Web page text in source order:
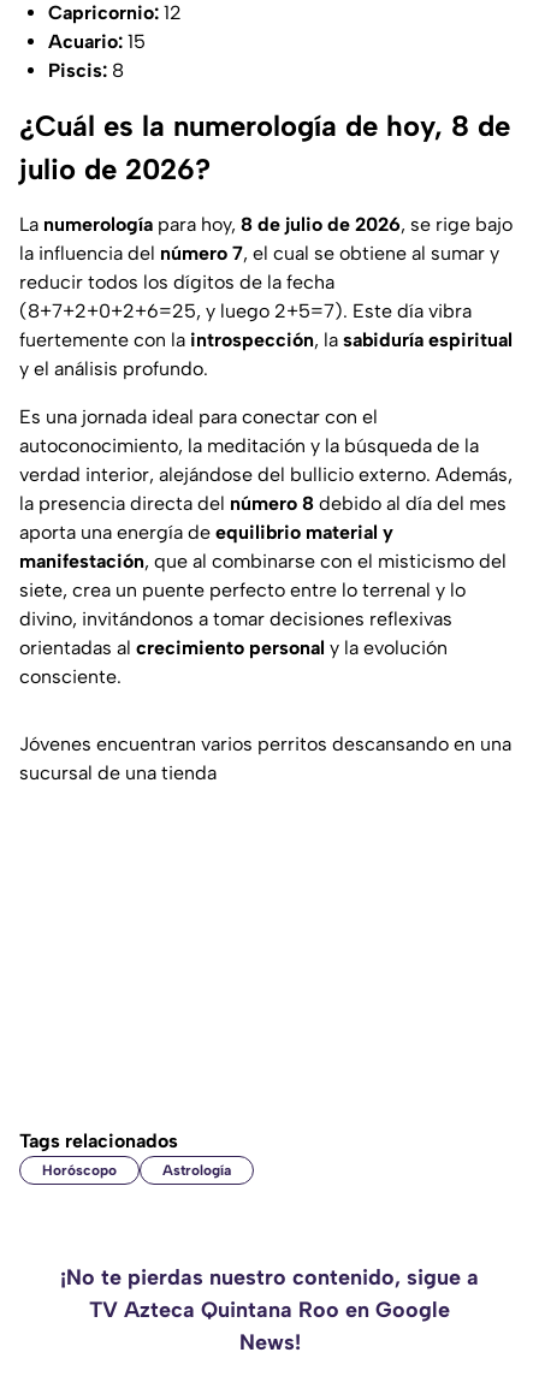
Capricornio: 12
Acuario: 15
Piscis: 8
¿Cuál es la numerología de hoy, 8 de
julio de 2026?
La numerología para hoy, 8 de julio de 2026, se rige bajo
la influencia del número 7, el cual se obtiene al sumar y
reducir todos los dígitos de la fecha
(8+7+2+0+2+6=25, y luego 2+5=7). Este día vibra
fuertemente con la introspección, la sabiduría espiritual
y el análisis profundo.
Es una jornada ideal para conectar con el
autoconocimiento, la meditación y la búsqueda de la
verdad interior, alejándose del bullicio externo. Además,
la presencia directa del número 8 debido al día del mes
aporta una energía de equilibrio material y
manifestación, que al combinarse con el misticismo del
siete, crea un puente perfecto entre lo terrenal y lo
divino, invitándonos a tomar decisiones reflexivas
orientadas al crecimiento personal y la evolución
consciente.
Jóvenes encuentran varios perritos descansando en una
sucursal de una tienda
Tags relacionados
Horóscopo Astrología
¡No te pierdas nuestro contenido, sigue a
TV Azteca Quintana Roo en Google
News!